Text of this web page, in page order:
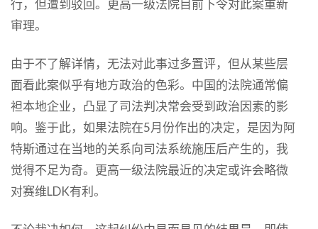
行，但遭到驳回。更高一级法院目前下令对此案重新
审理。
由于不了解详情，无法对此事过多置评，但从某些层
面看此案似乎有地方政治的色彩。中国的法院通常偏
袒本地企业，凸显了司法判决常会受到政治因素的影
响。鉴于此，如果法院在5月份作出的决定，是因为阿
特斯通过在当地的关系向司法系统施压后产生的，我
觉得不足为奇。更高一级法院最近的决定或许会略微
对赛维LDK有利。